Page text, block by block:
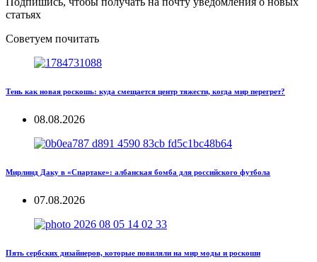
статьях
Советуем почитать
Тень как новая роскошь: куда смещается центр тяжести, когда мир перегрет?
08.08.2026
Мирлинд Даку в «Спартаке»: албанская бомба для российского футбола
07.08.2026
Пять сербских дизайнеров, которые повиляли на мир моды и роскоши